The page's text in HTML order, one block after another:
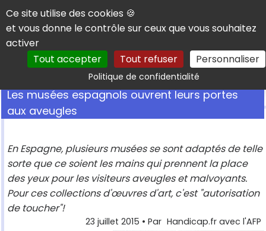
Panneau de gestion des cookies
Ce site utilise des cookies 🍪
et vous donne le contrôle sur ceux que vous souhaitez
activer
Tout accepter
Tout refuser Personnaliser
Politique de confidentialitéRechercher
Les musées espagnols ouvrent leurs portes
aux aveugles
En Espagne, plusieurs musées se sont adaptés de telle
sorte que ce soient les mains qui prennent la place
des yeux pour les visiteurs aveugles et malvoyants.
Pour ces collections d'œuvres d'art, c'est "autorisation
de toucher"!
23 juillet 2015 • Par Handicap.fr avec l'AFP